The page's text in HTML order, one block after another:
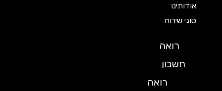
אודותינו
סוגי שירות
רואה
חשבון
רואה